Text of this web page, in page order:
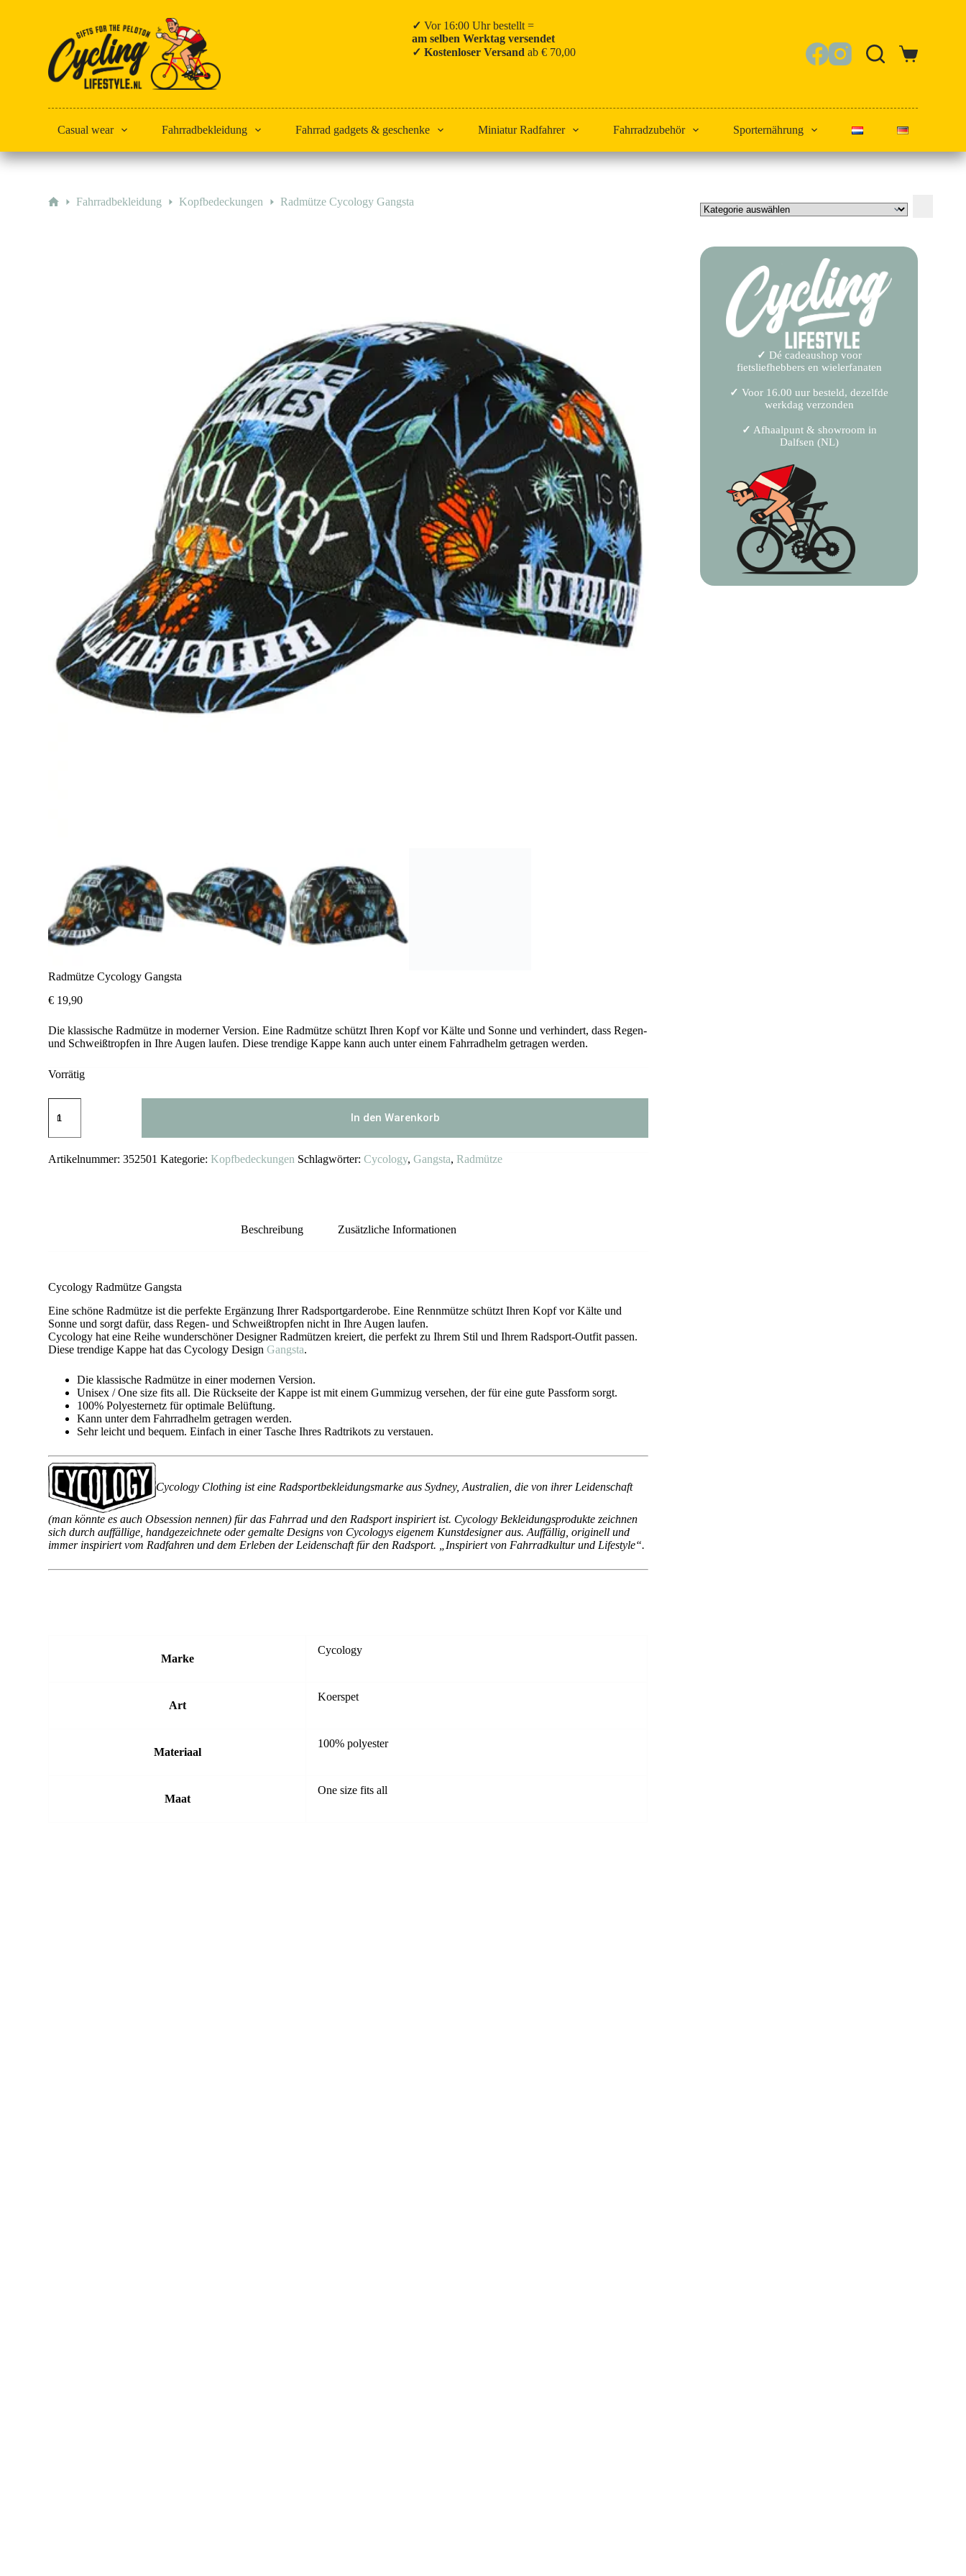
✓ Vor 16:00 Uhr bestellt =
am selben Werktag versendet
✓ Kostenloser Versand ab € 70,00
Warenkorb
Casual wear Fahrradbekleidung Fahrrad gadgets & geschenke Miniatur Radfahrer Fahrradzubehör Sporternährung
StartFahrradbekleidung Kopfbedeckungen Radmütze Cycology Gangsta
Radmütze Cycology Gangsta
€ 19,90
Die klassische Radmütze in moderner Version. Eine Radmütze schützt Ihren Kopf vor Kälte und Sonne und verhindert, dass Regen-
und Schweißtropfen in Ihre Augen laufen. Diese trendige Kappe kann auch unter einem Fahrradhelm getragen werden.
Vorrätig
Cycology
Menge
In den Warenkorb
Artikelnummer:352501 Kategorie:Kopfbedeckungen Schlagwörter:Cycology,Gangsta,Radmütze
Beschreibung Zusätzliche Informationen
Cycology Radmütze Gangsta
Eine schöne Radmütze ist die perfekte Ergänzung Ihrer Radsportgarderobe. Eine Rennmütze schützt Ihren Kopf vor Kälte und
Sonne und sorgt dafür, dass Regen- und Schweißtropfen nicht in Ihre Augen laufen.
Cycology hat eine Reihe wunderschöner Designer Radmützen kreiert, die perfekt zu Ihrem Stil und Ihrem Radsport-Outfit passen.
Diese trendige Kappe hat das Cycology DesignGangsta.
Die klassische Radmütze in einer modernen Version.
Unisex / One size fits all. Die Rückseite der Kappe ist mit einem Gummizug versehen, der für eine gute Passform sorgt.
100% Polyesternetz für optimale Belüftung.
Kann unter dem Fahrradhelm getragen werden.
Sehr leicht und bequem. Einfach in einer Tasche Ihres Radtrikots zu verstauen.
Cycology Clothing ist eine Radsportbekleidungsmarke aus Sydney, Australien, die von ihrer Leidenschaft
(man könnte es auch Obsession nennen) für das Fahrrad und den Radsport inspiriert ist. Cycology Bekleidungsprodukte zeichnen
sich durch auffällige, handgezeichnete oder gemalte Designs von Cycologys eigenem Kunstdesigner aus. Auffällig, originell und
immer inspiriert vom Radfahren und dem Erleben der Leidenschaft für den Radsport. „Inspiriert von Fahrradkultur und Lifestyle“.
Marke
Cycology
Art
Koerspet
Materiaal
100% polyester
Maat
One size fits all
auswählen
✓ Dé cadeaushop voor
fietsliefhebbers en wielerfanaten
✓ Voor 16.00 uur besteld, dezelfde
werkdag verzonden
✓ Afhaalpunt & showroom in
Dalfsen (NL)